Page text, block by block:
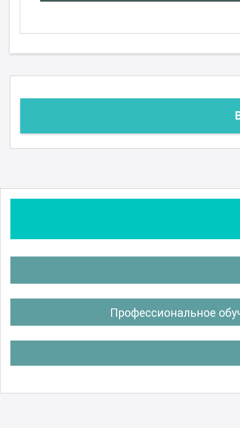
Профессиональное